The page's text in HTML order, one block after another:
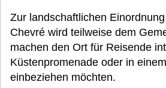
Zur landschaftlichen
Chevré wird teilweise dem
machen den Ort für Reisende
Küstenpromenade oder in
einbeziehen möchten.